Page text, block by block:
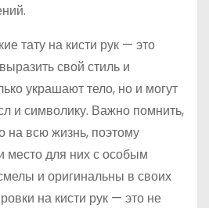
тату на кисти рук — это
свой стиль и
украшают тело, но и могут
и символику. Важно помнить,
на всю жизнь, поэтому
место для них с особым
и оригинальны в своих
на кисти рук — это не